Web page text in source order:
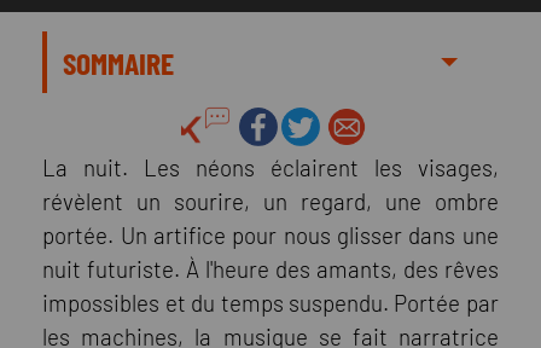
SOMMAIRE
La nuit. Les néons éclairent les visages,
révèlent un sourire, un regard, une ombre
portée. Un artifice pour nous glisser dans une
nuit futuriste. À l'heure des amants, des rêves
impossibles et du temps suspendu. Portée par
les machines, la musique se fait narratrice